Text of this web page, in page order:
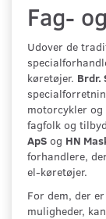
Fag-
Udover de
køretøjer. Brdr.
motorcykler
fagfolk og
ApS og HN
forhandlere,
el-køretøjer.
For dem, der
muligheder,